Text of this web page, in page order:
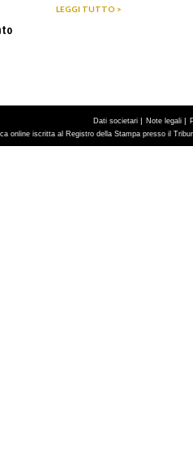
LEGGI TUTTO >
Dati societari | Note legali |
online iscritta al Registro della Stampa presso il